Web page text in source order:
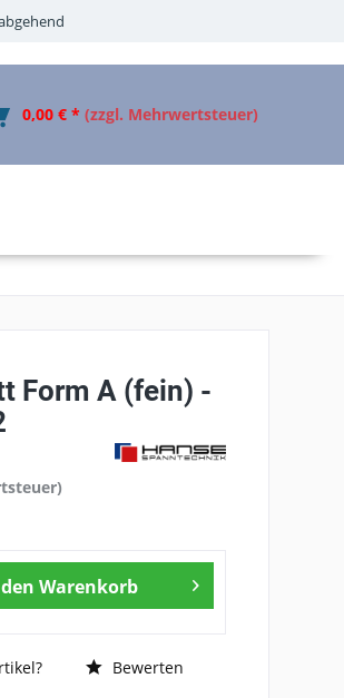
0,00 € * (zzgl. Mehrwertsteuer)
Form A (fein) -
Warenkorb
Bewerten